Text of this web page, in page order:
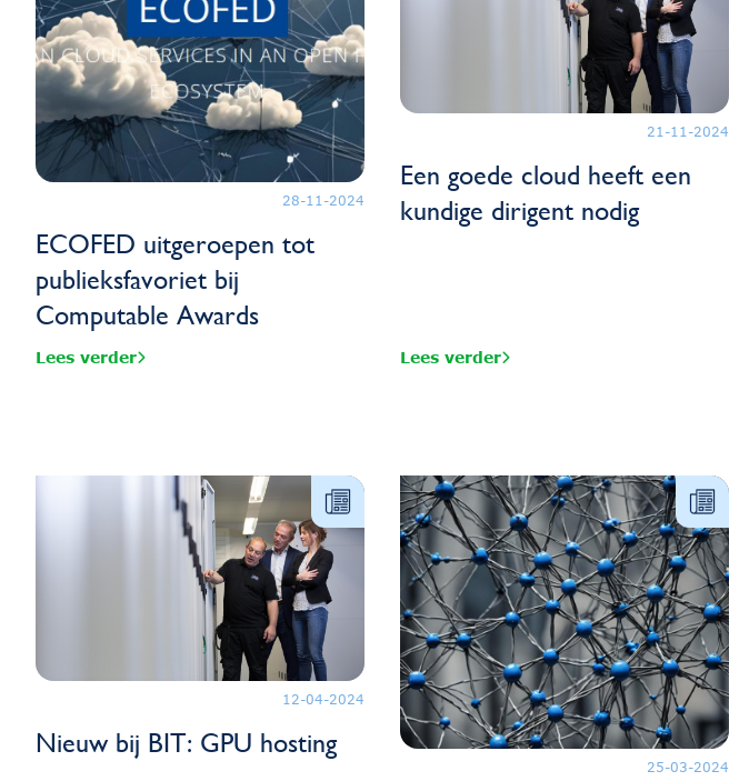
28-11-2024
ECOFED uitgeroepen tot
publieksfavoriet bij
Computable Awards
Lees verder
21-11-2024
Een goede cloud heeft een
kundige dirigent nodig
Lees verder
12-04-2024
Nieuw bij BIT: GPU hosting
25-03-2024